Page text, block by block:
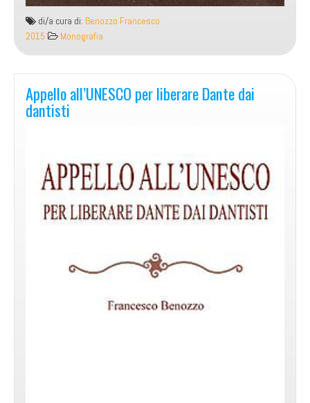
di/a cura di: Benozzo Francesco
2015
Monografia
Appello all’UNESCO per liberare Dante dai
dantisti